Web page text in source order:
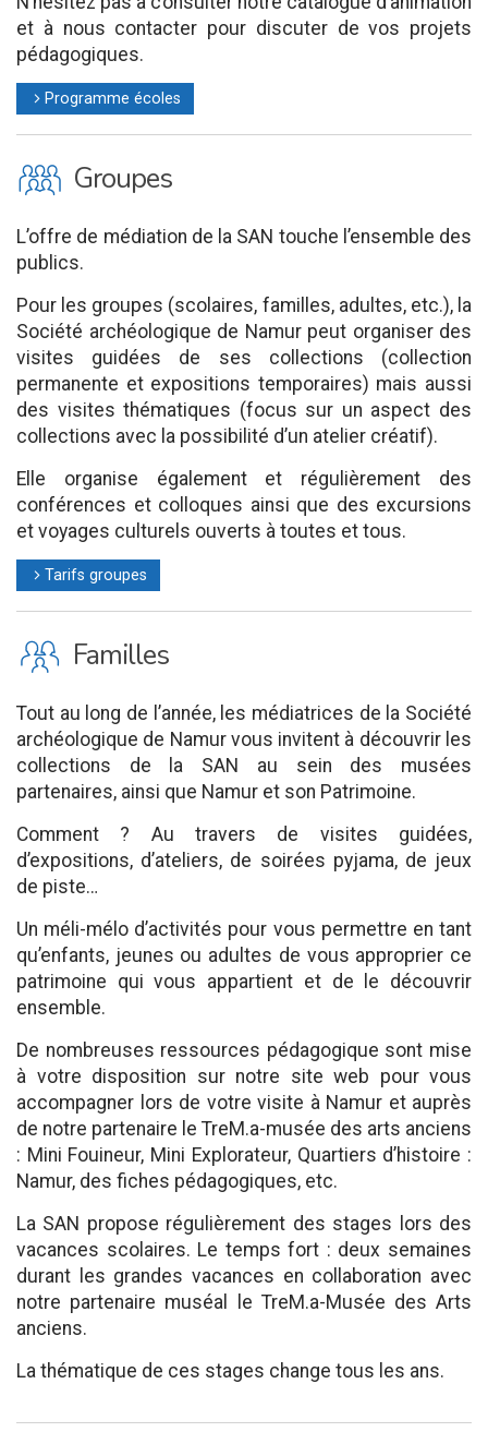
et à nous contacter pour discuter de vos projets
pédagogiques.
l Programme écoles
O Groupes
L’offre de médiation de la SAN touche l’ensemble des
publics.
Pour les groupes (scolaires, familles, adultes, etc.), la
Société archéologique de Namur peut organiser des
visites guidées de ses collections (collection
permanente et expositions temporaires) mais aussi
des visites thématiques (focus sur un aspect des
collections avec la possibilité d’un atelier créatif).
Elle organise également et régulièrement des
conférences et colloques ainsi que des excursions
et voyages culturels ouverts à toutes et tous.
l Tarifs groupes
K Familles
Tout au long de l’année, les médiatrices de la Société
archéologique de Namur vous invitent à découvrir les
collections de la SAN au sein des musées
partenaires, ainsi que Namur et son Patrimoine.
Comment ? Au travers de visites guidées,
d’expositions, d’ateliers, de soirées pyjama, de jeux
de piste…
Un méli-mélo d’activités pour vous permettre en tant
qu’enfants, jeunes ou adultes de vous approprier ce
patrimoine qui vous appartient et de le découvrir
ensemble.
De nombreuses ressources pédagogique sont mise
à votre disposition sur notre site web pour vous
accompagner lors de votre visite à Namur et auprès
de notre partenaire le TreM.a-musée des arts anciens
: Mini Fouineur, Mini Explorateur, Quartiers d’histoire :
Namur, des fiches pédagogiques, etc.
La SAN propose régulièrement des stages lors des
vacances scolaires. Le temps fort : deux semaines
durant les grandes vacances en collaboration avec
notre partenaire muséal le TreM.a-Musée des Arts
anciens.
La thématique de ces stages change tous les ans.